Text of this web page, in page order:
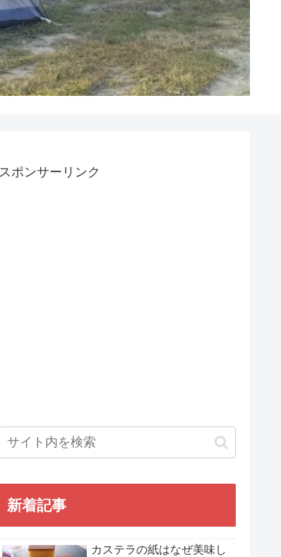
スポンサーリンク
新着記事
カステラの紙はなぜ美味し